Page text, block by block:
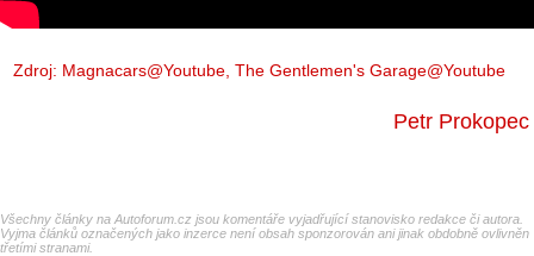
Zdroj: Magnacars@Youtube The Gentlemen's Garage@Youtube
Petr Prokopec
Všechny články na Autoforum.cz jsou komentáře vyjadřující stanovisko redakce či autora.
Vyjma článků označených jako inzerce není obsah sponzorován ani jinak obdobně ovlivněn
třetími stranami.